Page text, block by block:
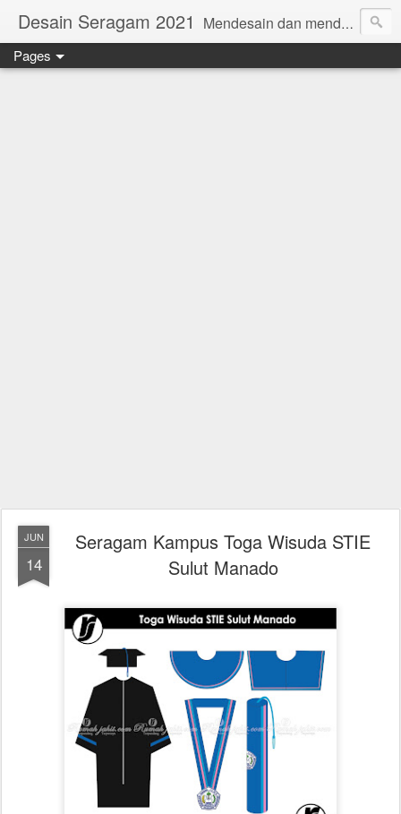
Desain Seragam 2021 Mendesain dan mendesain ulang SERAGAM KERJA 2018 www.rumahjahit.com
Pages
JUN
14
Seragam Kampus Toga Wisuda STIE
Sulut Manado